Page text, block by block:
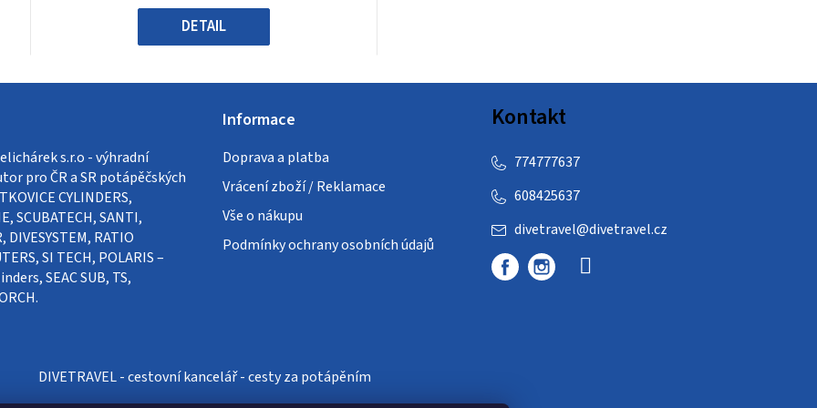
hvězdiček.
DETAIL
s.r.o - výhradní
pro ČR a SR potápěčských
CYLINDERS,
SCUBATECH, SANTI,
DIVESYSTEM, RATIO
SI TECH, POLARIS –
SEAC SUB, TS,
Informace
Doprava a platba
Vrácení zboží / Reklamace
Vše o nákupu
Podmínky ochrany osobních údajů
Kontakt
divetravel@divetravel.cz
608425637
774777637
DIVETRAVEL - cestovní kancelář - cesty za potápěním